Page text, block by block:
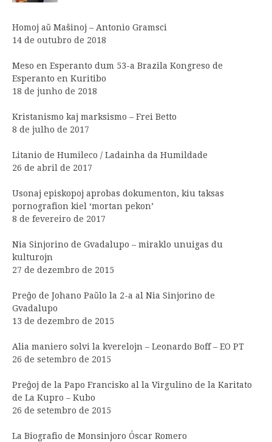
Homoj aŭ Maŝinoj – Antonio Gramsci
14 de outubro de 2018
Meso en Esperanto dum 53-a Brazila Kongreso de
Esperanto en Kuritibo
18 de junho de 2018
Kristanismo kaj marksismo – Frei Betto
8 de julho de 2017
Litanio de Humileco / Ladainha da Humildade
26 de abril de 2017
Usonaj episkopoj aprobas dokumenton, kiu taksas
pornografion kiel ‘mortan pekon’
8 de fevereiro de 2017
Nia Sinjorino de Gvadalupo – miraklo unuigas du
kulturojn
27 de dezembro de 2015
Preĝo de Johano Paŭlo la 2-a al Nia Sinjorino de
Gvadalupo
13 de dezembro de 2015
Alia maniero solvi la kverelojn – Leonardo Boff – EO PT
26 de setembro de 2015
Preĝoj de la Papo Francisko al la Virgulino de la Karitato
de La Kupro – Kubo
26 de setembro de 2015
La Biografio de Monsinjoro Óscar Romero